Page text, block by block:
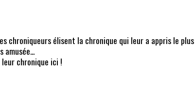
chroniqueurs élisent la chronique qui leur a appris le
amusée...
chronique ici !